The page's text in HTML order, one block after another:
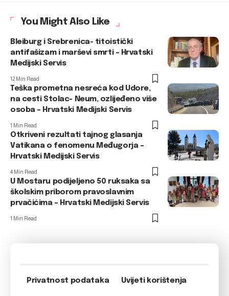
You Might Also Like
Bleiburg i Srebrenica- titoistički
antifašizam i marševi smrti – Hrvatski
Medijski Servis
12 Min Read
Teška prometna nesreća kod Udore,
na cesti Stolac- Neum, ozlijeđeno više
osoba – Hrvatski Medijski Servis
1 Min Read
Otkriveni rezultati tajnog glasanja
Vatikana o fenomenu Međugorja –
Hrvatski Medijski Servis
4 Min Read
U Mostaru podijeljeno 50 ruksaka sa
školskim priborom pravoslavnim
prvačićima – Hrvatski Medijski Servis
1 Min Read
Privatnost podataka Uvijeti korištenja